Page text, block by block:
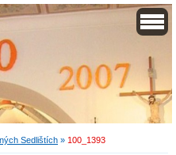
Sedlištích » 100_1393